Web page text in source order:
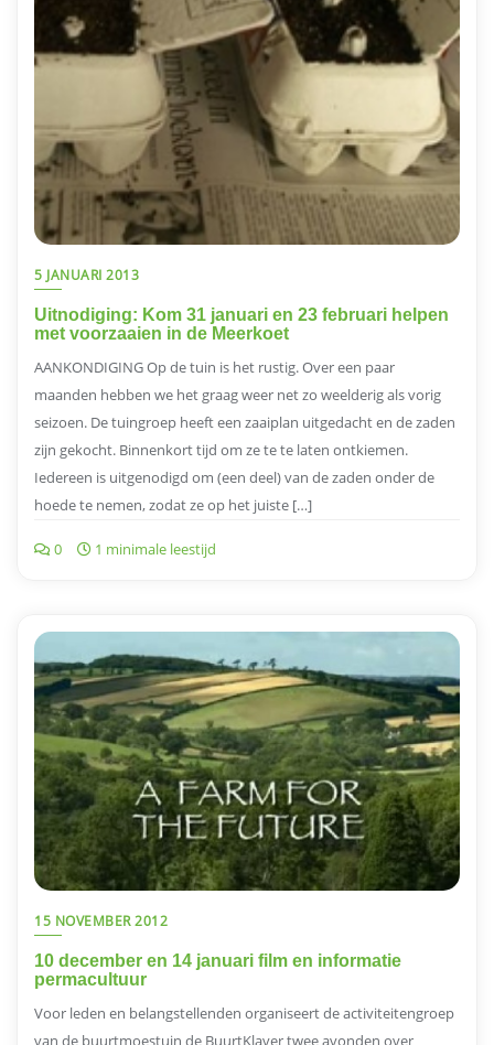
5 JANUARI 2013
Uitnodiging: Kom 31 januari en 23 februari helpen
met voorzaaien in de Meerkoet
AANKONDIGING Op de tuin is het rustig. Over een paar
maanden hebben we het graag weer net zo weelderig als vorig
seizoen. De tuingroep heeft een zaaiplan uitgedacht en de zaden
zijn gekocht. Binnenkort tijd om ze te te laten ontkiemen.
Iedereen is uitgenodigd om (een deel) van de zaden onder de
hoede te nemen, zodat ze op het juiste […]
0 1 minimale leestijd
15 NOVEMBER 2012
10 december en 14 januari film en informatie
permacultuur
Voor leden en belangstellenden organiseert de activiteitengroep
van de buurtmoestuin de BuurtKlaver twee avonden over